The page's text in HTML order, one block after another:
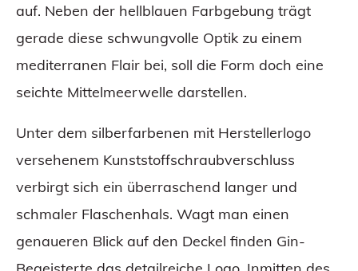
auf. Neben der hellblauen Farbgebung trägt
gerade diese schwungvolle Optik zu einem
mediterranen Flair bei, soll die Form doch eine
seichte Mittelmeerwelle darstellen.
Unter dem silberfarbenen mit Herstellerlogo
versehenem Kunststoffschraubverschluss
verbirgt sich ein überraschend langer und
schmaler Flaschenhals. Wagt man einen
genaueren Blick auf den Deckel finden Gin-